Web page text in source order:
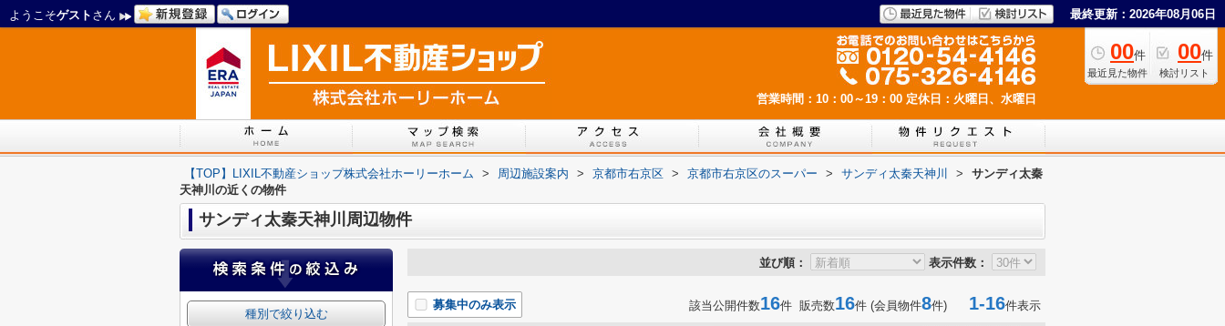
ようこそゲスト さん 最終更新：2026年08月06日
00件
最近見た物件
00件
検討リスト
営業時間：10：00～19：00 定休日：火曜日、水曜日
【TOP】LIXIL不動産ショップ株式会社ホーリーホーム > 周辺施設案内 > 京都市右京区 > 京都市右京区のスーパー > サンディ太秦天神川 >
サンディ太秦
天神川の近くの物件
サンディ太秦天神川周辺物件
並び順： 表示件数：
募集中のみ表示 該当公開件数16件 販売数16件 (会員物件8件) 1-16件表示
種別で絞り込む